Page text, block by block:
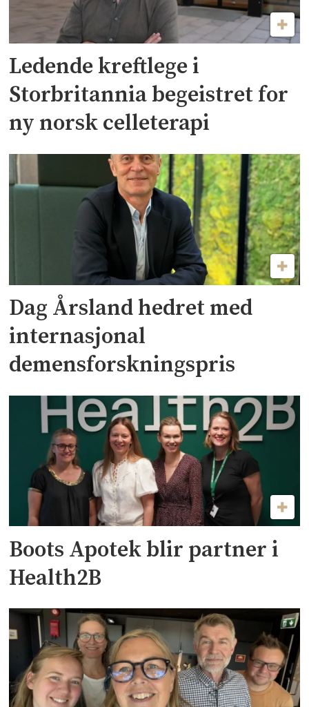
Ledende kreftlege i
Storbritannia begeistret for
ny norsk celleterapi
Dag Årsland hedret med
internasjonal
demensforskningspris
Boots Apotek blir partner i
Health2B